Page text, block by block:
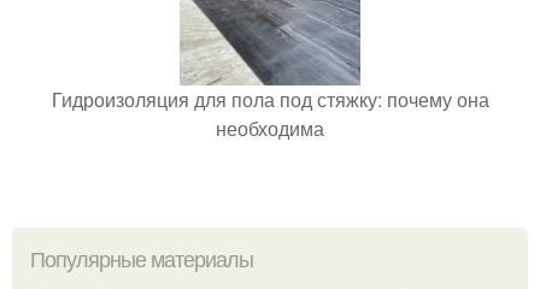
Гидроизоляция для пола под стяжку: почему она
необходима
Популярные материалы